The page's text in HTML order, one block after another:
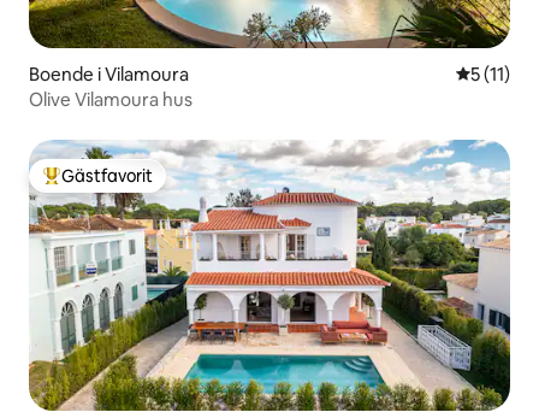
Boende i Vilamoura 5 av 5 i
5 (11)
Olive Vilamoura hus
Populär gästfavorit
Gästfavorit